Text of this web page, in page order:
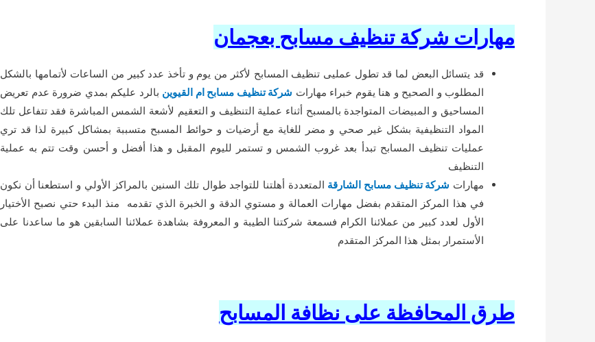
مهارات شركة تنظيف مسابح بعجمان
قد يتسائل البعض لما قد تطول عمليى تنظيف المسابح لأكثر من يوم و تأخذ عدد كبير من الساعات لأتمامها بالشكل
المطلوب و الصحيح و هنا يقوم خبراء مهارات شركة تنظيف مسابح ام القيوين بالرد عليكم بمدي ضرورة عدم تعريض
المساحيق و المبيضات المتواجدة بالمسبح أثناء عملية التنظيف و التعقيم لأشعة الشمس المباشرة فقد تتفاعل تلك
المواد التنظيفية بشكل غير صحي و مضر للغاية مع أرضيات و حوائط المسبح متسببة بمشاكل كبيرة لذا قد تري
عمليات تنظيف المسابح تبدأ بعد غروب الشمس و تستمر لليوم المقبل و هذا أفضل و أحسن وقت تتم به عملية
التنظيف
مهارات شركة تنظيف مسابح الشارقة المتعددة أهلتنا للتواجد طوال تلك السنين بالمراكز الأولي و استطعنا أن نكون
في هذا المركز المتقدم بفضل مهارات العمالة و مستوي الدقة و الخبرة الذي تقدمه منذ البدء حتي نصبح الأختيار
الأول لعدد كبير من عملائنا الكرام فسمعة شركتنا الطيبة و المعروفة بشاهدة عملائنا السابقين هو ما ساعدنا على
الأستمرار بمثل هذا المركز المتقدم
طرق المحافظة على نظافة المسابح